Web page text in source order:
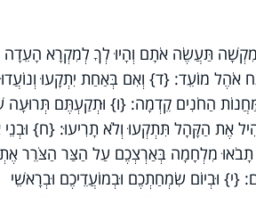
תַּעֲשֶׂה אֹתָם וְהָיוּ לְךָ לְמִקְרָא הָעֵדָה
אֹהֶל מוֹעֵד: {ד} וְאִם בְּאַחַת יִתְקָעוּ וְנוֹעֲדוּ
הַחֹנִים קֵדְמָה: {ו} וּתְקַעְתֶּם תְּרוּעָה
אֶת הַקָּהָל תִּתְקְעוּ וְלֹא תָרִיעוּ: {ח} וּבְנֵי
תָבֹאוּ מִלְחָמָה בְּאַרְצְכֶם עַל הַצַּר הַצֹּרֵר
{י} וּבְיוֹם שִׂמְחַתְכֶם וּבְמוֹעֲדֵיכֶם וּבְרָאשֵׁי